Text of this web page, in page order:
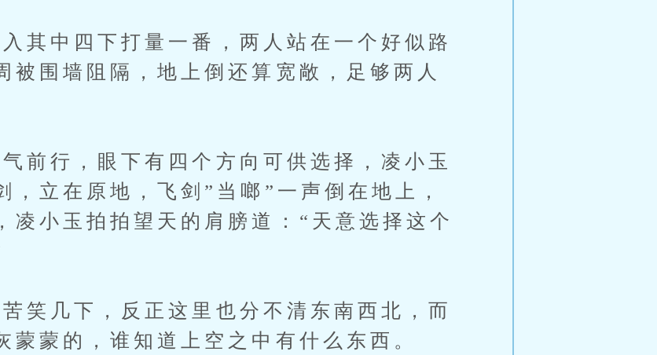
其中四下打量一番，两人站在一个好似路
被围墙阻隔，地上倒还算宽敞，足够两人
行，眼下有四个方向可供选择，凌小玉
，立在原地，飞剑”当啷”一声倒在地上，
凌小玉拍拍望天的肩膀道：“天意选择这个
笑几下，反正这里也分不清东南西北，而
蒙蒙的，谁知道上空之中有什么东西。